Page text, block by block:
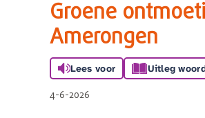
Groene
Amerongen
Lees voor Uitleg
4-6-2026